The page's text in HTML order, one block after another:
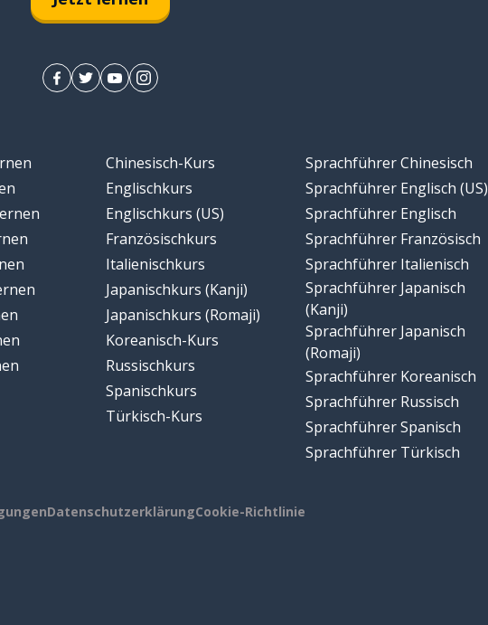
Chinesisch-Kurs
Englischkurs
Englischkurs (US)
Französischkurs
Italienischkurs
Japanischkurs (Kanji)
Japanischkurs (Romaji)
Koreanisch-Kurs
Russischkurs
Spanischkurs
Türkisch-Kurs
Sprachführer Chinesisch
Sprachführer Englisch (US)
Sprachführer Englisch
Sprachführer Französisch
Sprachführer Italienisch
Sprachführer Japanisch
(Kanji)
Sprachführer Japanisch
(Romaji)
Sprachführer Koreanisch
Sprachführer Russisch
Sprachführer Spanisch
Sprachführer Türkisch
DatenschutzerklärungCookie-Richtlinie